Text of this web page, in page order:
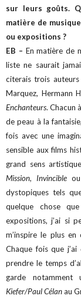
sur leurs goûts.
matière de
ou expositions ?
EB – En matière de
liste ne saurait
citerais trois
Marquez, Hermann
Enchanteurs. Chacun
de peau à la
fois avec une
sensible aux films
grand sens
Mission, Invincible
dystopiques tels
quelque chose
expositions, j’ai si
m’inspire le plus
Chaque fois que j’ai
prendre le temps
garde notamment
Kiefer/Paul Célanau